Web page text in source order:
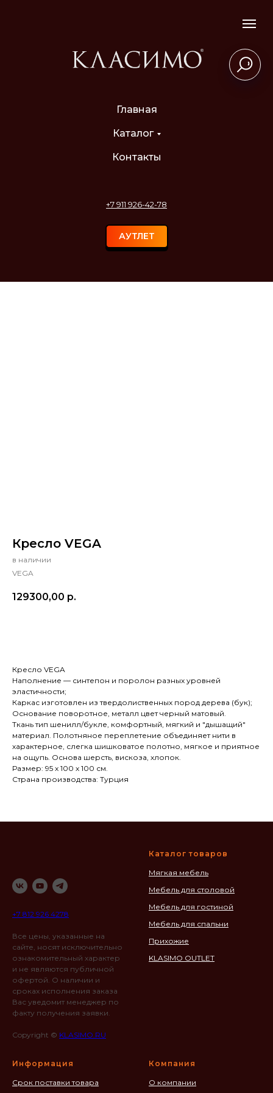
Главная
Каталог
Контакты
+7 911 926-42-78
АУТЛЕТ
Кресло VEGA
в наличии
VEGA
129300,00 р.
Кресло VEGA
Наполнение — синтепон и поролон разных уровней
эластичности;
Каркас изготовлен из твердолиственных пород дерева (бук);
Основание поворотное, металл цвет черный матовый.
Ткань тип шенилл/букле, комфортный, мягкий и "дышащий"
материал. Полотняное переплетение объединяет нити в
характерное, слегка шишковатое полотно, мягкое и приятное
на ощупь. Основа шерсть, вискоза, хлопок.
Размер: 95 х 100 х 100 см.
Страна производства: Турция
+7 812 926 4278
Все цены, указанные на
сайте, носят исключительно
ознакомительный характер
и не являются публичной
офертой. О наличии и
сроках исполнения заказа
Вас уведомит менеджер по
факту получения заявки.
Copyright © KLASIMO.RU
Каталог товаров
Мягкая мебель
Мебель для столовой
Мебель для гостиной
Мебель для спальни
Прихожие
KLASIMO OUTLET
Информация
Срок поставки товара
Компания
О компании